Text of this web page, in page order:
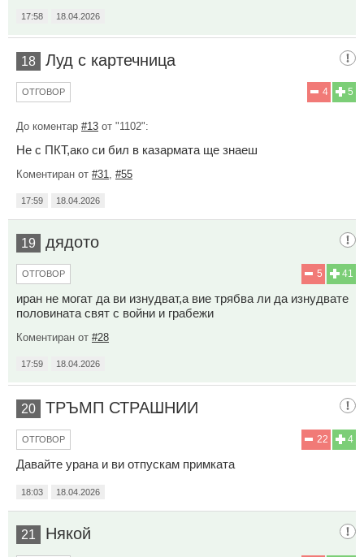
17:58 18.04.2026
18 Луд с картечница
5
4
ОТГОВОР
До коментар #13 от "1102":
Не с ПКТ,ако си бил в казармата ще знаеш
Коментиран от #31 #55
17:59 18.04.2026
19 дядото
41
5
ОТГОВОР
иран не могат да ви изнудват,а вие трябва ли да изнудвате
половината свят с войни и грабежи
Коментиран от #28
17:59 18.04.2026
20 ТРЪМП СТРАШНИИ
4
22
ОТГОВОР
Давайте урана и ви отпускам примката
18:03 18.04.2026
21 Някой